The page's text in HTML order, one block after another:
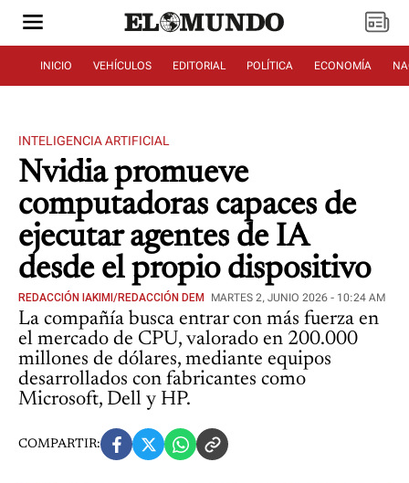
INICIO VEHÍCULOS EDITORIAL POLÍTICA ECONOMÍA
INTELIGENCIA ARTIFICIAL
Nvidia promueve
computadoras capaces de
ejecutar agentes de IA
desde el propio dispositivo
REDACCIÓN IAKIMI/REDACCIÓN DEM MARTES 2, JUNIO 2026 - 10:24 AM
La compañía busca entrar con más fuerza en
el mercado de CPU, valorado en 200.000
millones de dólares, mediante equipos
desarrollados con fabricantes como
Microsoft, Dell y HP.
COMPARTIR: